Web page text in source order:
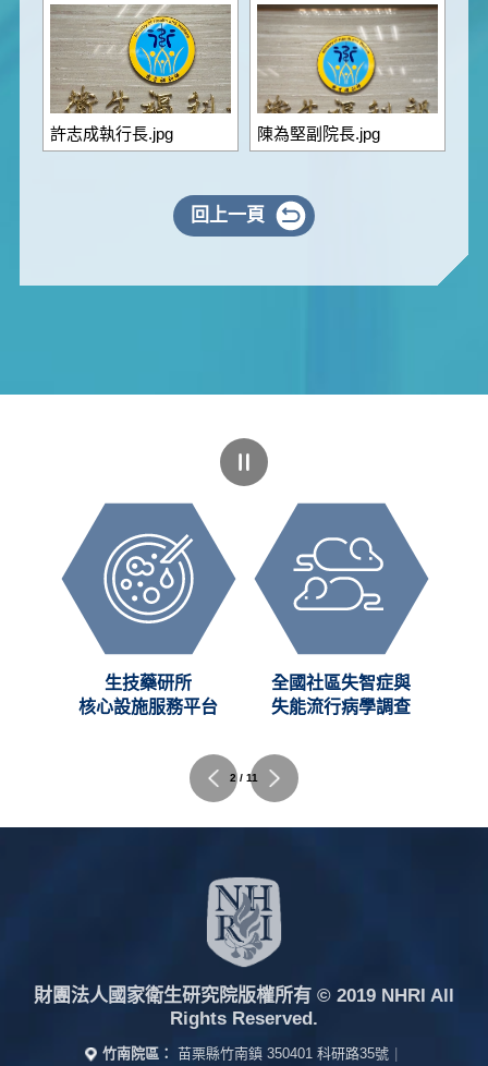
許志成執行長.jpg 陳為堅副院長.jpg
回上一頁
設施服務平台
全國社區失智症與
失能流行病學調查
醫工奈米所
貴重儀器服務
2 / 11
財團法人國家衛生研究院版權所有 © 2019 NHRI All
Rights Reserved.
竹南院區： 苗栗縣竹南鎮 350401 科研路35號